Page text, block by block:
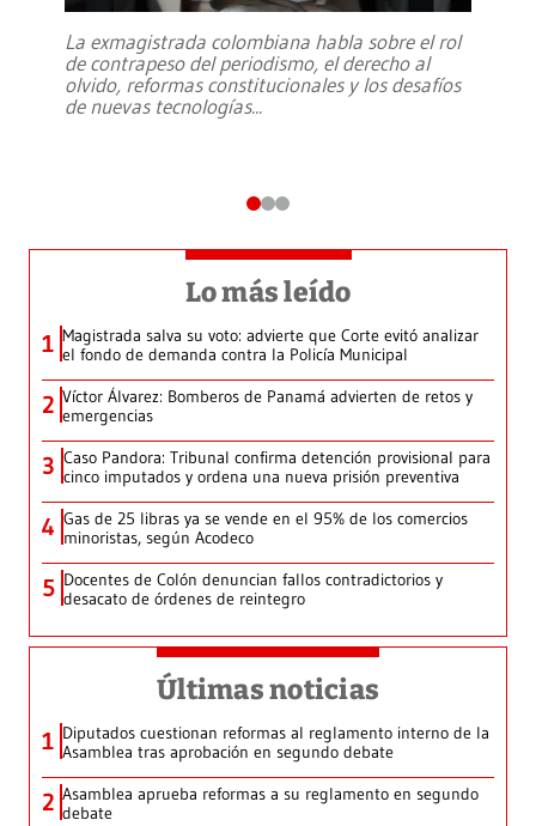
La exmagistrada colombiana habla sobre el rol
de contrapeso del periodismo, el derecho al
olvido, reformas constitucionales y los desafíos
de nuevas tecnologías...
Lo más leído
1 Magistrada salva su voto: advierte que Corte evitó analizar
el fondo de demanda contra la Policía Municipal
2 Víctor Álvarez: Bomberos de Panamá advierten de retos y
emergencias
3 Caso Pandora: Tribunal confirma detención provisional para
cinco imputados y ordena una nueva prisión preventiva
4 Gas de 25 libras ya se vende en el 95% de los comercios
minoristas, según Acodeco
5 Docentes de Colón denuncian fallos contradictorios y
desacato de órdenes de reintegro
Últimas noticias
1 Diputados cuestionan reformas al reglamento interno de la
Asamblea tras aprobación en segundo debate
2 Asamblea aprueba reformas a su reglamento en segundo
debate